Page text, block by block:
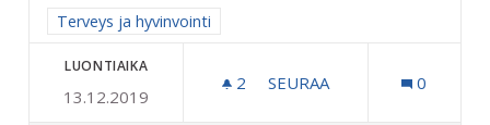
Rajaa tulokset aihepiirin mukaan: Terveys ja hyvinvointi
Terveys ja hyvinvointi
LUONTIAIKA
13.12.2019
2 2 SEURAAJAA
SEURAA 0